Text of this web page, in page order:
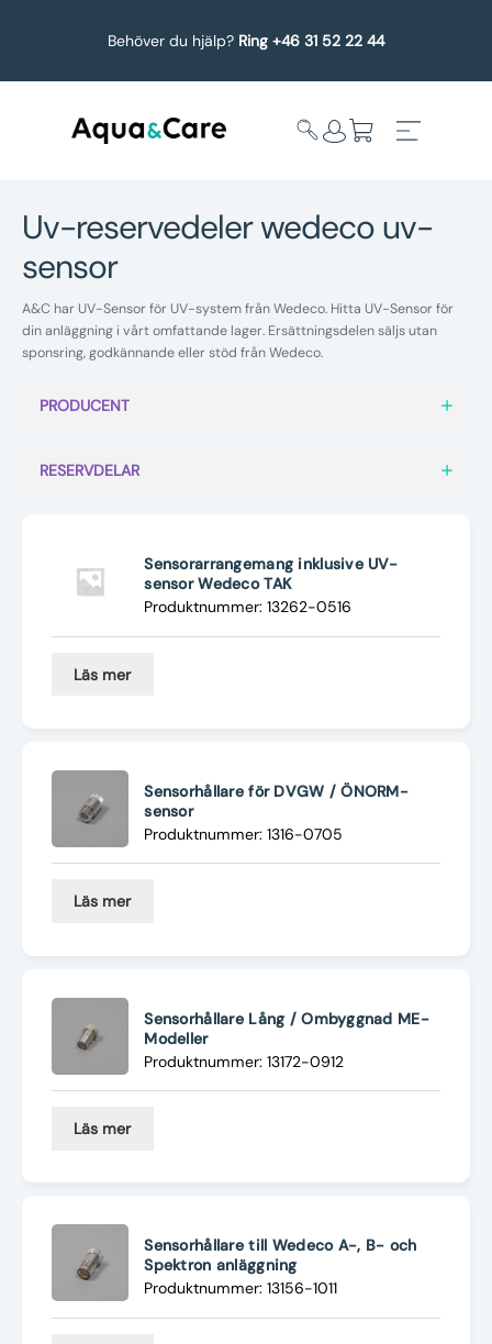
Behöver du hjälp? Ring +46 31 52 22 44
Köp reservdelar
Underhållstips
Kontakt
uv-reservedeler wedeco uv-
sensor
A&C har UV-Sensor för UV-system från Wedeco. Hitta UV-Sensor för
din anläggning i vårt omfattande lager. Ersättningsdelen säljs utan
sponsring, godkännande eller stöd från Wedeco.
PRODUCENT
RESERVDELAR
Sensorarrangemang inklusive UV-
sensor Wedeco TAK
Produktnummer: 13262-0516
Läs mer
Sensorhållare för DVGW / ÖNORM-
sensor
Produktnummer: 1316-0705
Läs mer
Sensorhållare Lång / Ombyggnad ME-
Modeller
Produktnummer: 13172-0912
Läs mer
Sensorhållare till Wedeco A-, B- och
Spektron anläggning
Produktnummer: 13156-1011